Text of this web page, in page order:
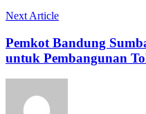
Next Article
Pemkot Bandung
untuk Pembangunan